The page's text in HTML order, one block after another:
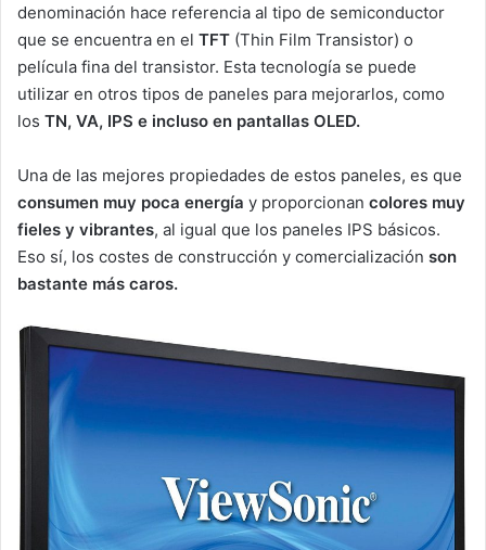
denominación hace referencia al tipo de semiconductor
que se encuentra en el TFT (Thin Film Transistor) o
película fina del transistor. Esta tecnología se puede
utilizar en otros tipos de paneles para mejorarlos, como
los TN, VA, IPS e incluso en pantallas OLED.
Una de las mejores propiedades de estos paneles, es que
consumen muy poca energía y proporcionan colores muy
fieles y vibrantes, al igual que los paneles IPS básicos.
Eso sí, los costes de construcción y comercialización son
bastante más caros.